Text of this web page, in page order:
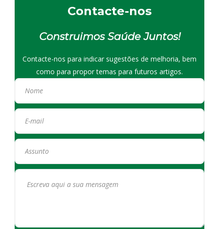
Contacte-nos
Construimos Saúde Juntos!
Contacte-nos para indicar sugestões de melhoria, bem
como para propor temas para futuros artigos.